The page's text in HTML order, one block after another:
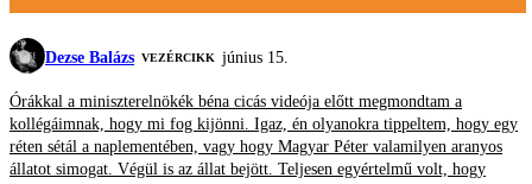
Dezse Balázs VEZÉRCIKK június 15.
Órákkal a miniszterelnökék béna cicás videója előtt megmondtam a
kollégáimnak, hogy mi fog kijönni. Igaz, én olyanokra tippeltem, hogy egy
réten sétál a naplementében, vagy hogy Magyar Péter valamilyen aranyos
állatot simogat. Végül is az állat bejött. Teljesen egyértelmű volt, hogy